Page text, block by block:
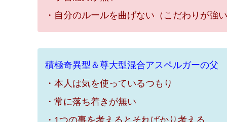
・自分のルールを曲げない（こだわりが強い
積極奇異型＆尊大型混合アスペルガーの父
・本人は気を使っているつもり
・常に落ち着きが無い
・1つの事を考えるとそればかり考える